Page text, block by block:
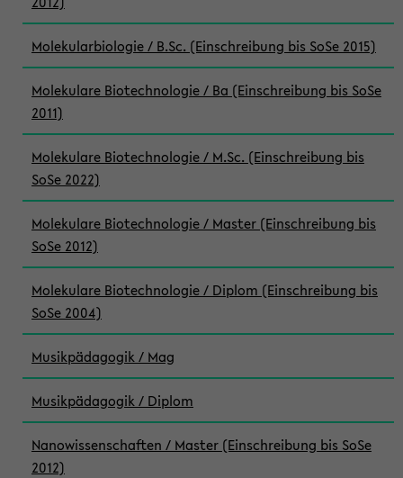
Molekularbiologie / B.Sc. (Einschreibung bis SoSe 2015)
Molekulare Biotechnologie / Ba (Einschreibung bis SoSe
2011)
Molekulare Biotechnologie / M.Sc. (Einschreibung bis
SoSe 2022)
Molekulare Biotechnologie / Master (Einschreibung bis
SoSe 2012)
Molekulare Biotechnologie / Diplom (Einschreibung bis
SoSe 2004)
Musikpädagogik / Mag
Musikpädagogik / Diplom
Nanowissenschaften / Master (Einschreibung bis SoSe
2012)